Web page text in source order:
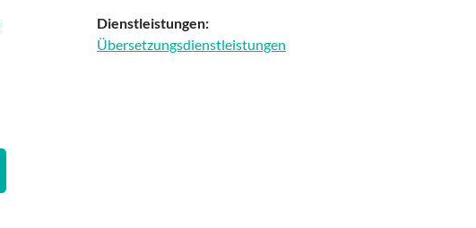
Dienstleistungen:
Übersetzungsdienstleistungen